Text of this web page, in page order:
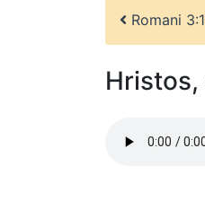
Romani